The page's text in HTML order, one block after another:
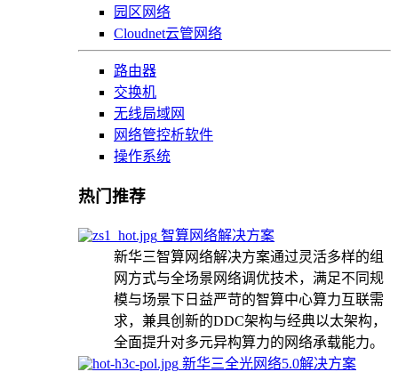
园区网络
Cloudnet云管网络
路由器
交换机
无线局域网
网络管控析软件
操作系统
热门推荐
智算网络解决方案
新华三智算网络解决方案通过灵活多样的组
网方式与全场景网络调优技术，满足不同规
模与场景下日益严苛的智算中心算力互联需
求，兼具创新的DDC架构与经典以太架构，
全面提升对多元异构算力的网络承载能力。
新华三全光网络5.0解决方案